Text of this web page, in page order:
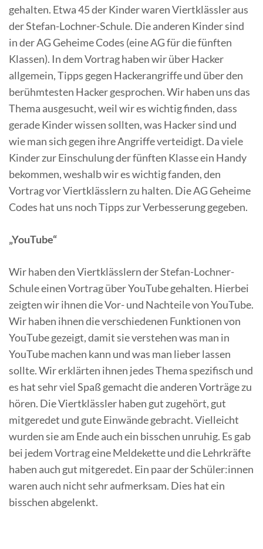
gehalten. Etwa 45 der Kinder waren Viertklässler aus
der Stefan-Lochner-Schule. Die anderen Kinder sind
in der AG Geheime Codes (eine AG für die fünften
Klassen). In dem Vortrag haben wir über Hacker
allgemein, Tipps gegen Hackerangriffe und über den
berühmtesten Hacker gesprochen. Wir haben uns das
Thema ausgesucht, weil wir es wichtig finden, dass
gerade Kinder wissen sollten, was Hacker sind und
wie man sich gegen ihre Angriffe verteidigt. Da viele
Kinder zur Einschulung der fünften Klasse ein Handy
bekommen, weshalb wir es wichtig fanden, den
Vortrag vor Viertklässlern zu halten. Die AG Geheime
Codes hat uns noch Tipps zur Verbesserung gegeben.
„YouTube“
Wir haben den Viertklässlern der Stefan-Lochner-
Schule einen Vortrag über YouTube gehalten. Hierbei
zeigten wir ihnen die Vor- und Nachteile von YouTube.
Wir haben ihnen die verschiedenen Funktionen von
YouTube gezeigt, damit sie verstehen was man in
YouTube machen kann und was man lieber lassen
sollte. Wir erklärten ihnen jedes Thema spezifisch und
es hat sehr viel Spaß gemacht die anderen Vorträge zu
hören. Die Viertklässler haben gut zugehört, gut
mitgeredet und gute Einwände gebracht. Vielleicht
wurden sie am Ende auch ein bisschen unruhig. Es gab
bei jedem Vortrag eine Meldekette und die Lehrkräfte
haben auch gut mitgeredet. Ein paar der Schüler:innen
waren auch nicht sehr aufmerksam. Dies hat ein
bisschen abgelenkt.